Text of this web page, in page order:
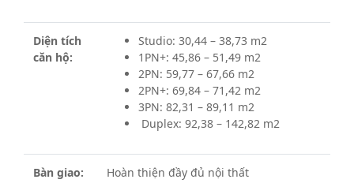
Diện tích
căn hộ:
Studio: 30,44 – 38,73 m2
1PN+: 45,86 – 51,49 m2
2PN: 59,77 – 67,66 m2
2PN+: 69,84 – 71,42 m2
3PN: 82,31 – 89,11 m2
Duplex: 92,38 – 142,82 m2
Bàn giao: Hoàn thiện đầy đủ nội thất